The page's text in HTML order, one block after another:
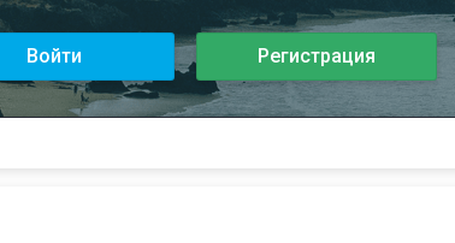
Войти Регистрация